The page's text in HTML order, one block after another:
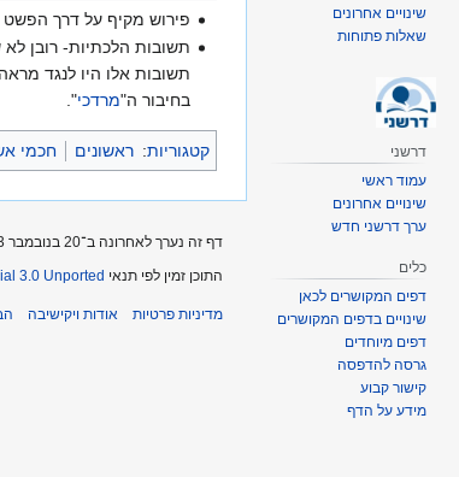
פירוש מקיף על דרך הפשט
תשובות אלו היו לנגד
בחיבור ה"מרדכי".
קטגוריות: ראשונים חכמי
שינויים אחרונים
שאלות פתוחות
דרשני
עמוד ראשי
שינויים אחרונים
ערך דרשני חדש
כלים
דפים המקושרים לכאן
שינויים בדפים המקושרים
דפים מיוחדים
גרסה להדפסה
קישור קבוע
מידע על הדף
דף זה נערך לאחרונה ב־20 בנובמבר 2013, בשעה 15:54.
התוכן זמין לפי תנאי 3.0 Unported
מדיניות פרטיות אודות ויקישיבה